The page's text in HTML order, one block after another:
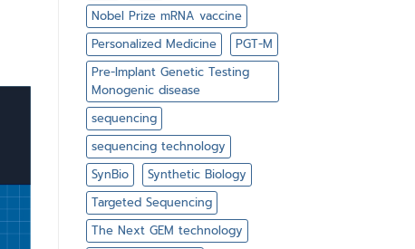
Nobel Prize mRNA vaccine
Personalized Medicine
PGT-M
Pre-Implant Genetic Testing
Monogenic disease
sequencing
sequencing technology
SynBio
Synthetic Biology
Targeted Sequencing
The Next GEM technology